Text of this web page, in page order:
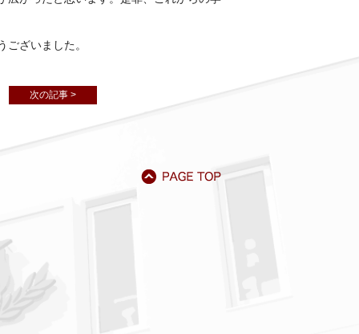
ざいました。
次の記事 >